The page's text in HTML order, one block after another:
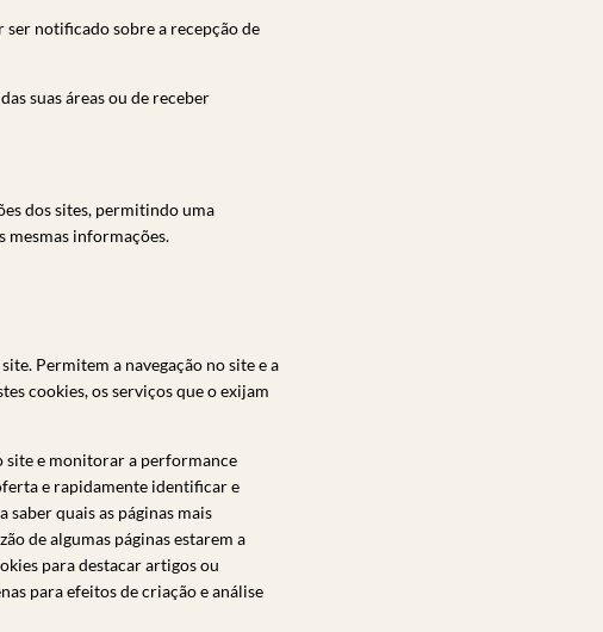
notificado sobre a recepção de
suas áreas ou de receber
dos sites, permitindo uma
mesmas informações.
Permitem a navegação no site e a
cookies, os serviços que o exijam
site e monitorar a performance
e rapidamente identificar e
quais as páginas mais
de algumas páginas estarem a
para destacar artigos ou
para efeitos de criação e análise